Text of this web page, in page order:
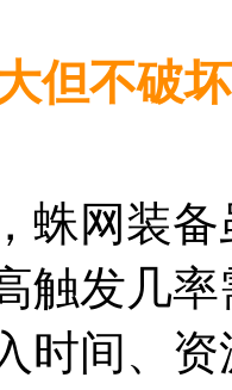
但不破
蛛网装
触发几
时间、